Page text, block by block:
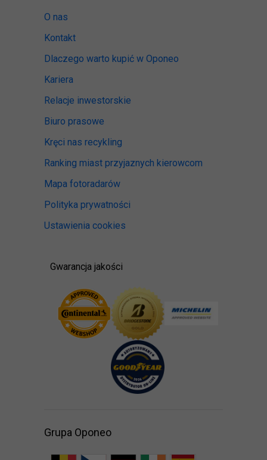
O nas
Kontakt
Dlaczego warto kupić w Oponeo
Kariera
Relacje inwestorskie
Biuro prasowe
Kręci nas recykling
Ranking miast przyjaznych kierowcom
Mapa fotoradarów
Polityka prywatności
Ustawienia cookies
Gwarancja jakości
Grupa Oponeo